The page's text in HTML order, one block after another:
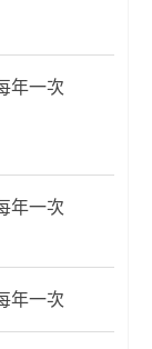
年一次
年一次
年一次